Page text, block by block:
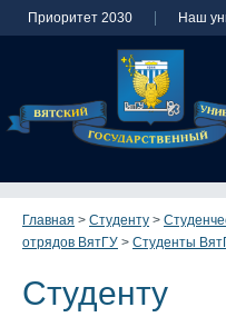
Приоритет 2030 Наш
Главная > Студенту >
отрядов ВятГУ > Студенты
Студенту